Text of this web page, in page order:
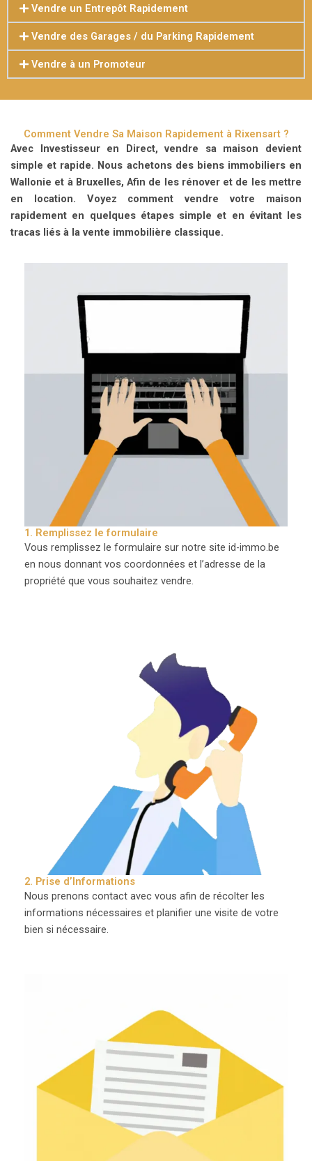
Vendre un Entrepôt Rapidement
Vendre des Garages / du Parking Rapidement
Vendre à un Promoteur
Comment Vendre Sa Maison Rapidement à Rixensart ?
Avec Investisseur en Direct, vendre sa maison devient
simple et rapide. Nous achetons des biens immobiliers en
Wallonie et à Bruxelles, Afin de les rénover et de les mettre
en location. Voyez comment vendre votre maison
rapidement en quelques étapes simple et en évitant les
tracas liés à la vente immobilière classique.
2. Prise d’Informations
Nous prenons contact avec vous afin de récolter les
informations nécessaires et planifier une visite de votre
bien si nécessaire.
1. Remplissez le formulaire
Vous remplissez le formulaire sur notre site id-immo.be
en nous donnant vos coordonnées et l’adresse de la
propriété que vous souhaitez vendre.